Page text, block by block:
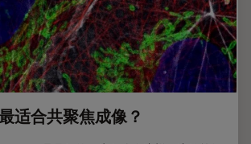
适合共聚焦成像？